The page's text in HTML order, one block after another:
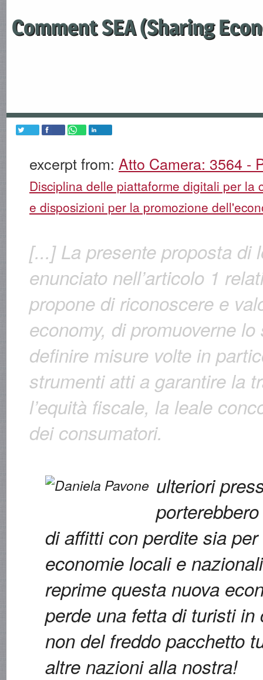
Comment SEA (Sharing
excerpt from: Atto Camera: 3564 -
Disciplina delle piattaforme digitali per la
e disposizioni per la promozione
[...] La presente proposta di
enunciato nell’articolo 1
propone di riconoscere e
economy, di promuoverne
definire misure volte in
strumenti atti a garantire la
l’equità fiscale, la leale
dei consumatori.
ulteriori
di affitti con perdite sia
economie locali e
reprime questa nuova
perde una fetta di turisti in
non del freddo pacchetto
altre nazioni alla nostra!